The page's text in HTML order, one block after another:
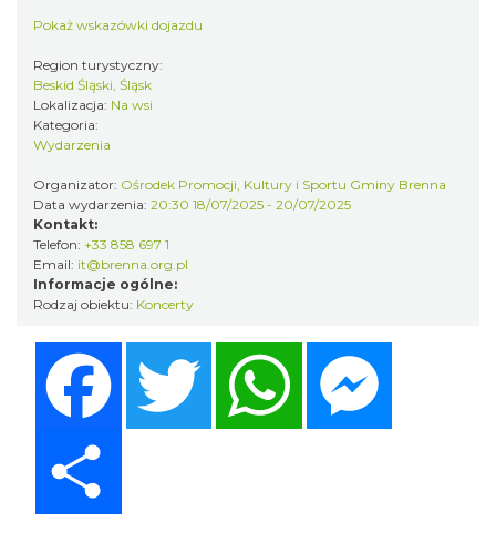
Struny"
0.46 km
Święto Zielin - wykład i warsztaty: bukiety
na Zielną
2026-08-14
0.46 km
Pokaż wskazówki dojazdu
Region turystyczny:
Beskid Śląski, Śląsk
Lokalizacja: Na wsi
Kategoria:
Wydarzenia
Organizator: Ośrodek Promocji, Kultury i Sportu Gminy Brenna
Data wydarzenia: 20:30 18/07/2025 - 20/07/2025
Kontakt:
Telefon: +33 858 697 1
Email: it@brenna.org.pl
Informacje ogólne:
Rodzaj obiektu: Koncerty
Twitter WhatsApp